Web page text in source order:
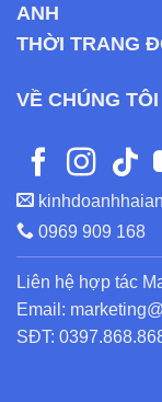
ANH
THỜI TRANG
VỀ CHÚNG TÔI
0969 909 168
Liên hệ hợp tác
Email:
SĐT: